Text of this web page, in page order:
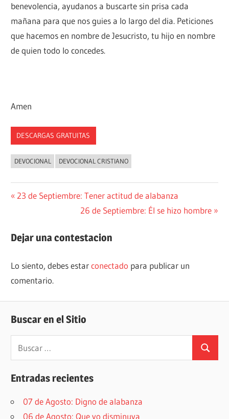
benevolencia, ayudanos a buscarte sin prisa cada
mañana para que nos guies a lo largo del dia. Peticiones
que hacemos en nombre de Jesucristo, tu hijo en nombre
de quien todo lo concedes.
Amen
DESCARGAS GRATUITAS
DEVOCIONAL DEVOCIONAL CRISTIANO
Navegación
entradas
Entrada
23 de Septiembre: Tener actitud de alabanza
Siguiente
26 de Septiembre: Él se hizo hombre
Dejar una contestacion
Lo siento, debes estarconectado para publicar un
comentario.
Buscar en el Sitio
Buscar:
Buscar
Entradas recientes
07 de Agosto: Digno de alabanza
06 de Agosto: Que yo disminuya